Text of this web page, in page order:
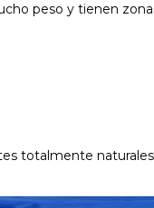
peso y tienen
totalmente